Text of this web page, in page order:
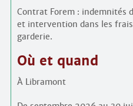
Contrat Forem :
et intervention dans les
garderie.
Où et quand
À Libramont